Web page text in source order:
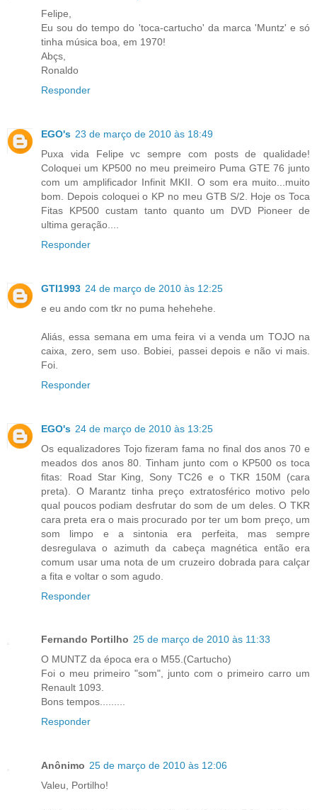
Felipe,
Eu sou do tempo do 'toca-cartucho' da marca 'Muntz' e só
tinha música boa, em 1970!
Abçs,
Ronaldo
Responder
EGO's 23 de março de 2010 às 18:49
Puxa vida Felipe vc sempre com posts de qualidade!
Coloquei um KP500 no meu preimeiro Puma GTE 76 junto
com um amplificador Infinit MKII. O som era muito...muito
bom. Depois coloquei o KP no meu GTB S/2. Hoje os Toca
Fitas KP500 custam tanto quanto um DVD Pioneer de
ultima geração....
Responder
GTI1993 24 de março de 2010 às 12:25
e eu ando com tkr no puma hehehehe.
Aliás, essa semana em uma feira vi a venda um TOJO na
caixa, zero, sem uso. Bobiei, passei depois e não vi mais.
Foi.
Responder
EGO's 24 de março de 2010 às 13:25
Os equalizadores Tojo fizeram fama no final dos anos 70 e
meados dos anos 80. Tinham junto com o KP500 os toca
fitas: Road Star King, Sony TC26 e o TKR 150M (cara
preta). O Marantz tinha preço extratosférico motivo pelo
qual poucos podiam desfrutar do som de um deles. O TKR
cara preta era o mais procurado por ter um bom preço, um
som limpo e a sintonia era perfeita, mas sempre
desregulava o azimuth da cabeça magnética então era
comum usar uma nota de um cruzeiro dobrada para calçar
a fita e voltar o som agudo.
Responder
Fernando Portilho 25 de março de 2010 às 11:33
O MUNTZ da época era o M55.(Cartucho)
Foi o meu primeiro "som", junto com o primeiro carro um
Renault 1093.
Bons tempos.........
Responder
Anônimo 25 de março de 2010 às 12:06
Valeu, Portilho!